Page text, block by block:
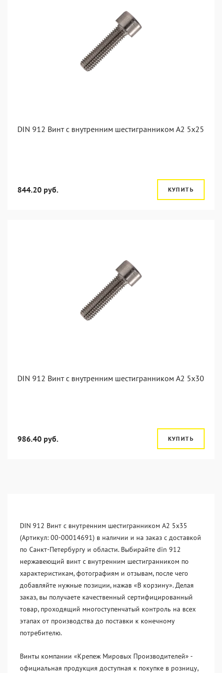
DIN 912 Винт с внутренним шестигранником А2 5х25
844.20 руб. КУПИТЬ
DIN 912 Винт с внутренним шестигранником А2 5х30
986.40 руб. КУПИТЬ
DIN 912 Винт с внутренним шестигранником А2 5х35
(Артикул: 00-00014691) в наличии и на заказ с доставкой
по Санкт-Петербургу и области. Выбирайте din 912
нержавеющий винт с внутренним шестигранником по
характеристикам, фотографиям и отзывам, после чего
добавляйте нужные позиции, нажав «В корзину». Делая
заказ, вы получаете качественный сертифицированный
товар, проходящий многоступенчатый контроль на всех
этапах от производства до поставки к конечному
потребителю.
Винты компании «Крепеж Мировых Производителей» -
официальная продукция доступная к покупке в розницу,